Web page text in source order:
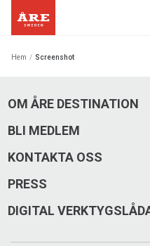
Hem / Screenshot
OM ÅRE DESTINATION
BLI MEDLEM
KONTAKTA OSS
PRESS
DIGITAL